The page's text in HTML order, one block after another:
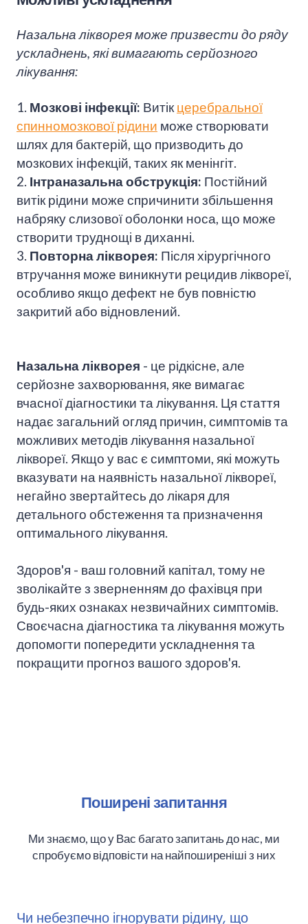
Назальна лікворея може призвести до ряду
ускладнень, які вимагають серйозного
лікування:
1. Мозкові інфекції: Витік церебральної
спинномозкової рідини може створювати
шлях для бактерій, що призводить до
мозкових інфекцій, таких як менінгіт.
2. Інтраназальна обструкція: Постійний
витік рідини може спричинити збільшення
набряку слизової оболонки носа, що може
створити труднощі в диханні.
3. Повторна лікворея: Після хірургічного
втручання може виникнути рецидив ліквореї,
особливо якщо дефект не був повністю
закритий або відновлений.
Назальна лікворея - це рідкісне, але
серйозне захворювання, яке вимагає
вчасної діагностики та лікування. Ця стаття
надає загальний огляд причин, симптомів та
можливих методів лікування назальної
ліквореї. Якщо у вас є симптоми, які можуть
вказувати на наявність назальної ліквореї,
негайно звертайтесь до лікаря для
детального обстеження та призначення
оптимального лікування.
Здоров'я - ваш головний капітал, тому не
зволікайте з зверненням до фахівця при
будь-яких ознаках незвичайних симптомів.
Своєчасна діагностика та лікування можуть
допомогти попередити ускладнення та
покращити прогноз вашого здоров'я.
Поширені запитання
Ми знаємо, що у Вас багато запитань до нас, ми
спробуємо відповісти на найпоширеніші з них
Чи небезпечно ігнорувати рідину, що